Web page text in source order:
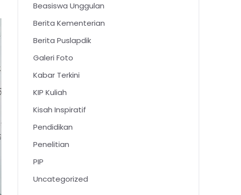
Beasiswa Unggulan
Berita Kementerian
Berita Puslapdik
Galeri Foto
Kabar Terkini
KIP Kuliah
Kisah Inspiratif
Pendidikan
Penelitian
PIP
Uncategorized